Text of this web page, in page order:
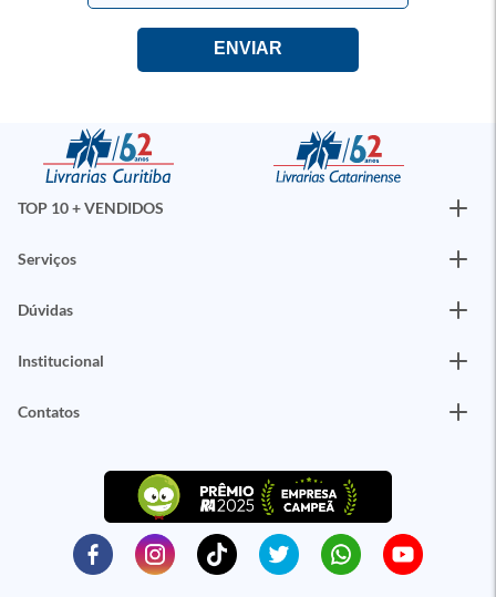
TOP 10 + VENDIDOS
Serviços
Dúvidas
Institucional
Contatos